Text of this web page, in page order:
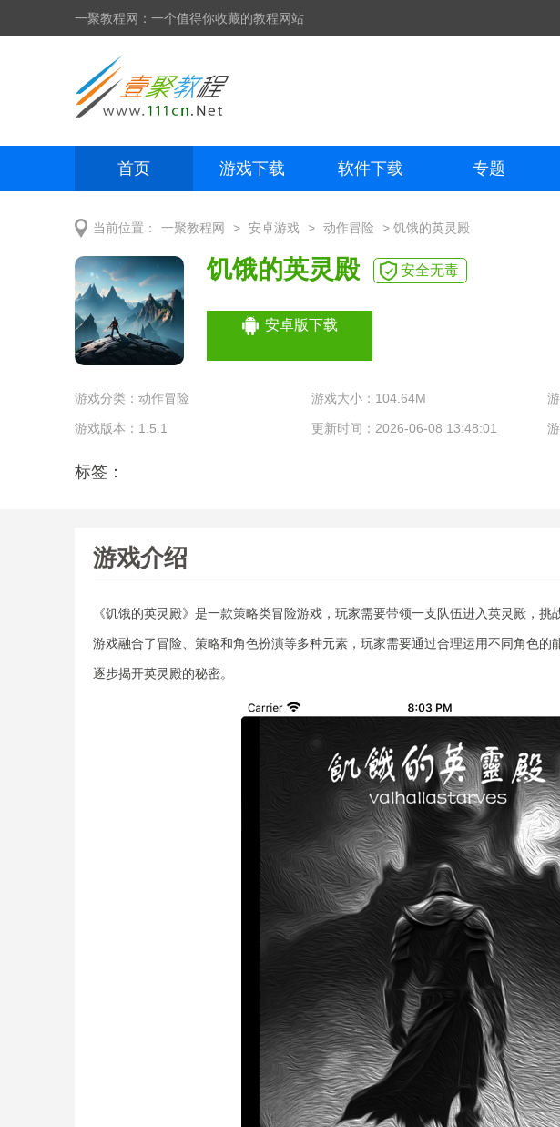
一聚教程网：一个值得你收藏的教程网站
首页 游戏下载 软件下载 专题
当前位置： 一聚教程网 > 安卓游戏 > 动作冒险 > 饥饿的英灵殿
饥饿的英灵殿 安全无毒
安卓版下载
游戏分类： 动作冒险 游戏大小：104.64M
游戏版本：1.5.1 更新时间：2026-06-08 13:48:01
标签：
游戏介绍
《饥饿的英灵殿》是一款策略类冒险游戏，玩家需要带领一支队伍进入英灵殿，挑
游戏融合了冒险、策略和角色扮演等多种元素，玩家需要通过合理运用不同角色的
逐步揭开英灵殿的秘密。